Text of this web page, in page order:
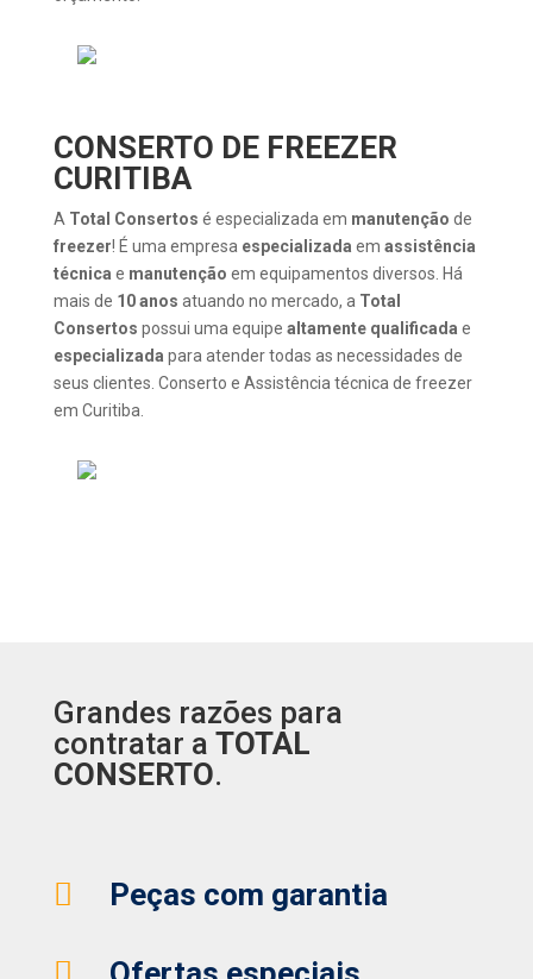
CONSERTO DE FREEZER
CURITIBA
A Total Consertos é especializada em manutenção de
freezer! É uma empresa especializada em assistência
técnica e manutenção em equipamentos diversos. Há
mais de 10 anos atuando no mercado, a Total
Consertos possui uma equipe altamente qualificada e
especializada para atender todas as necessidades de
seus clientes. Conserto e Assistência técnica de freezer
em Curitiba.
Grandes razões para
contratar a TOTAL
CONSERTO.
 Peças com garantia